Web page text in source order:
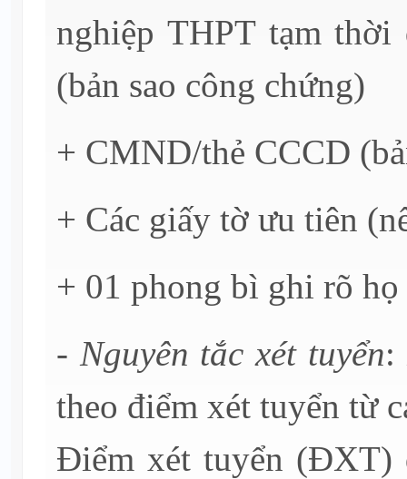
nghiệp THPT tạm
(bản sao công chứng)
+ CMND/thẻ CCCD
+ Các giấy tờ ưu tiên
+ 01 phong bì ghi rõ
- Nguyên tắc xét tuyển:
theo điểm xét tuyển từ
Điểm xét tuyển (ĐXT)